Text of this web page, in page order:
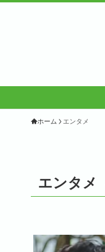
ホーム エンタメ
エンタメ